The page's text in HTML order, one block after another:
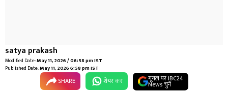
satya prakash
Modified Date:May 11, 2026 / 06:58 pm IST
Published Date:May 11, 2026 6:58 pm IST
SHARE शेयर कर गूगल पर IBC24
News चुनें